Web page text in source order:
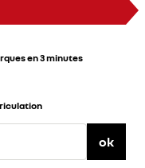
en 3 minutes
ok